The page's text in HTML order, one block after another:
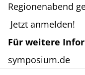
Regionenabend
Jetzt anmelden!
Für weitere
symposium.de